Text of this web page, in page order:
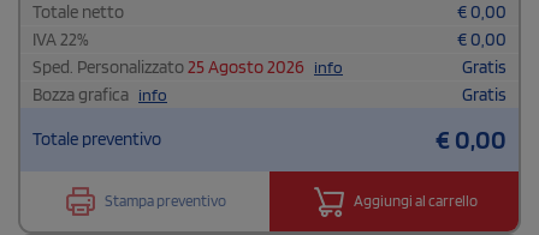
Totale netto
€0,00
IVA22% €0,00
Sped. Personalizzato25 Agosto 2026 info
Gratis
Bozza grafica info Gratis
Totale preventivo €0,00
Stampa preventivo Aggiungi al carrello